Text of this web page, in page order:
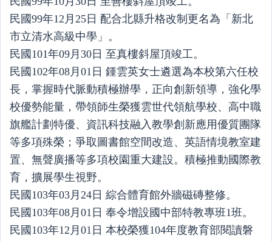
民國99年12月25日 配合北縣升格改制更名為「新北
市立清水高級中學」。
民國101年09月30日 至真樓斜屋頂竣工。
民國102年08月01日 鍾雲英女士遴選為本校第六任校
長，掌握時代脈動積極辦學，正向創新領導，強化學
校優勢能量，帶領師生榮獲雲世代領航學校、高中職
旗艦計劃特優、資訊科技融入教學創新應用優質團隊
等多項殊榮；爭取圖書館空間改造、英語情境教室建
置、無聲廣播等多項校園重大建設。積極推動國際教
育，擴展學生視野。
民國103年03月24日 綜合體育館外牆磁磚整修。
民國103年08月01日 奉令增設國中部特教專班1班。
民國103年12月01日 本校榮獲104年度教育部閱讀磐